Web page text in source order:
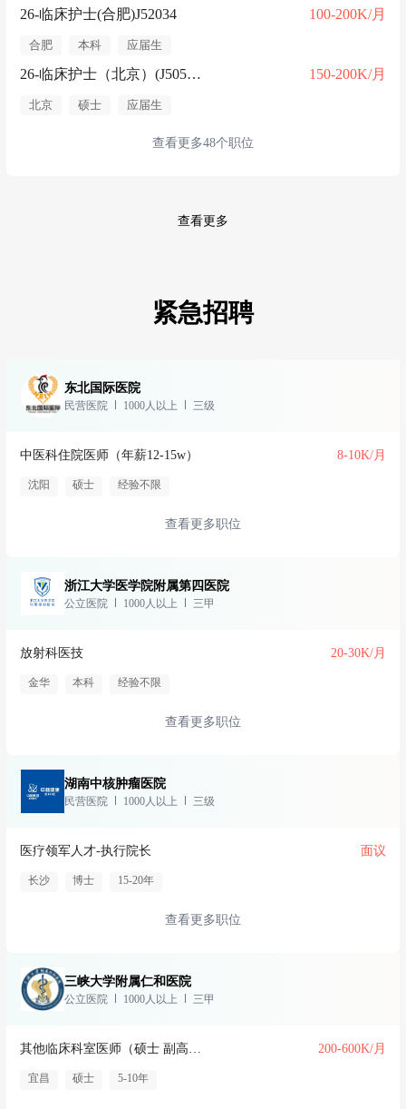
26-临床护士(合肥)J52034 100-200K/月
合肥 本科 应届生
26-临床护士（北京）(J50597) 150-200K/月
北京 硕士 应届生
查看更多48个职位
查看更多
紧急招聘
东北国际医院
民营医院 1000人以上 三级
中医科住院医师（年薪12-15w） 8-10K/月
沈阳 硕士 经验不限
查看更多职位
浙江大学医学院附属第四医院
公立医院 1000人以上 三甲
放射科医技 20-30K/月
金华 本科 经验不限
查看更多职位
湖南中核肿瘤医院
民营医院 1000人以上 三级
医疗领军人才-执行院长 面议
长沙 博士 15-20年
查看更多职位
三峡大学附属仁和医院
公立医院 1000人以上 三甲
其他临床科室医师（硕士 副高 年薪20-60w） 200-600K/月
宜昌 硕士 5-10年